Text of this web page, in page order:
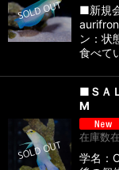
■新規
ン：状
食べて
■ＳＡ
M
在庫数
学名：